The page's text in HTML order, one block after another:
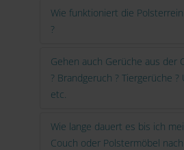
Wie funktioniert die
?
Gehen auch Gerüche aus der
? Brandgeruch ? Tiergerüche ?
etc.
Wie lange dauert es bis ich
Couch oder Polstermöbel